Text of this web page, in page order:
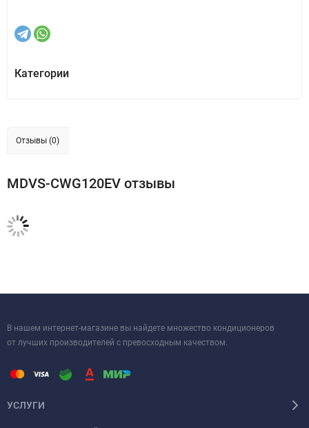
Категории
Отзывы (0)
MDVS-CWG120EV отзывы
В нашем интернет-магазине вы найдете множество кондиционеров
от лучших производителей с превосходным качеством.
УСЛУГИ